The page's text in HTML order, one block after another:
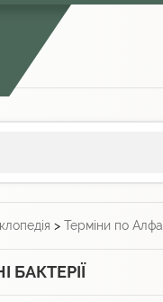
> Терміни по
БАКТЕРІЇ